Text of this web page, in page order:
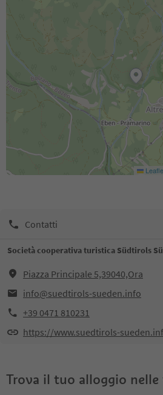
Contatti
Società cooperativa turistica Südtirols
Piazza Principale 5,39040,Ora
info@suedtirols-sueden.info
+39 0471 810231
https://www.suedtirols-
Trova il tuo alloggio nelle